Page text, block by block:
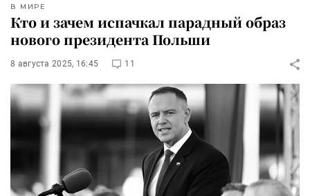
В МИРЕ
Кто и зачем испачкал парадный образ
нового президента Польши
8 августа 2025, 16:45 11